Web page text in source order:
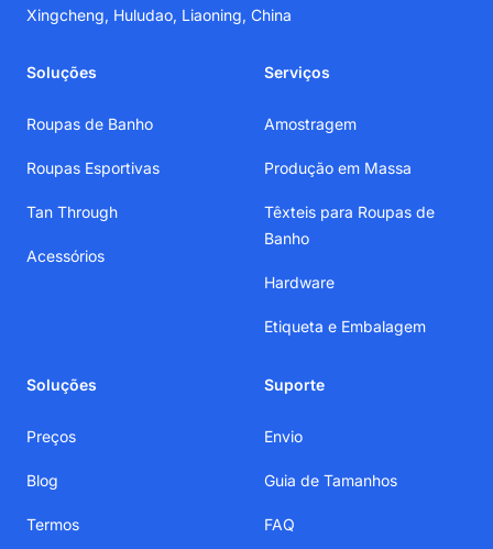
Xingcheng, Huludao, Liaoning, China
Soluções
Roupas de Banho
Roupas Esportivas
Tan Through
Acessórios
Serviços
Amostragem
Produção em Massa
Têxteis para Roupas de
Banho
Hardware
Etiqueta e Embalagem
Soluções
Preços
Blog
Termos
Suporte
Envio
Guia de Tamanhos
FAQ